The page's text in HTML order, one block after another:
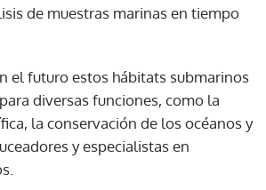
de muestras marinas en tiempo
el futuro estos hábitats submarinos
diversas funciones, como la
la conservación de los océanos y
y especialistas en